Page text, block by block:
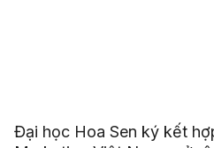
Đại học Hoa Sen ký kết